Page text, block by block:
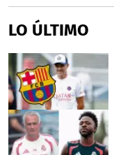
LO ÚLTIMO